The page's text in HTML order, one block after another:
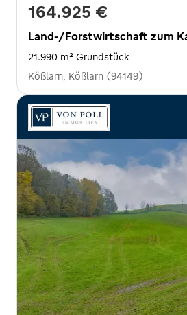
164.925 €
Land-/Forstwirtschaft zum
21.990 m² Grundstück
Kößlarn, Kößlarn (94149)